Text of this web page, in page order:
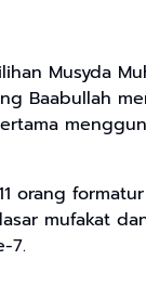
Musyda
Baabullah
orang
mufakat
7.